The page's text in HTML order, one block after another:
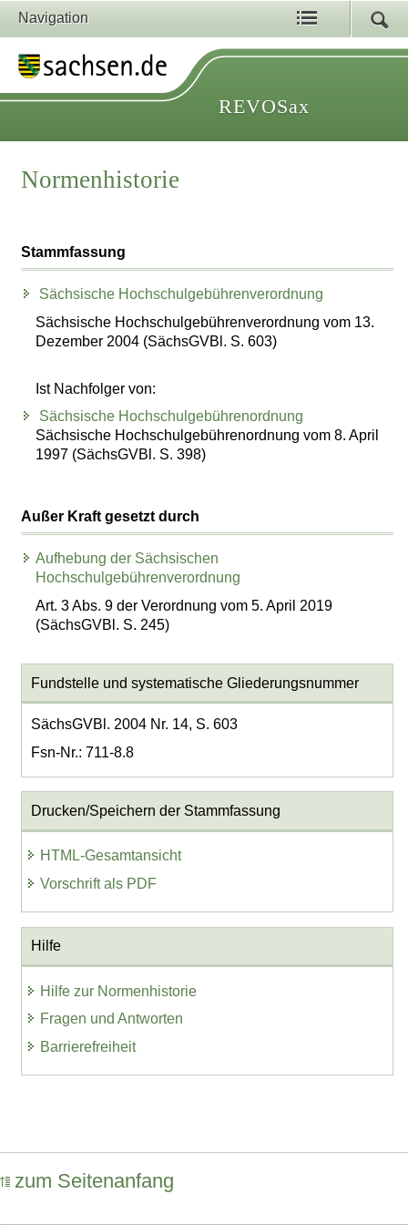
Navigation
REVOSax
Normenhistorie
Stammfassung
Sächsische Hochschulgebührenverordnung
Sächsische Hochschulgebührenverordnung vom 13.
Dezember 2004 (SächsGVBl. S. 603)
Ist Nachfolger von:
Sächsische Hochschulgebührenordnung
Sächsische Hochschulgebührenordnung vom 8. April
1997 (SächsGVBl. S. 398)
Außer Kraft gesetzt durch
Aufhebung der Sächsischen
Hochschulgebührenverordnung
Art. 3 Abs. 9 der Verordnung vom 5. April 2019
(SächsGVBl. S. 245)
Fundstelle und systematische Gliederungsnummer
SächsGVBl. 2004 Nr. 14, S. 603
Fsn-Nr.: 711-8.8
Drucken/Speichern der Stammfassung
HTML-Gesamtansicht
Vorschrift als PDF
Hilfe
Hilfe zur Normenhistorie
Fragen und Antworten
Barrierefreiheit
zum Seitenanfang